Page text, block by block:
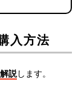
入方法
説します。